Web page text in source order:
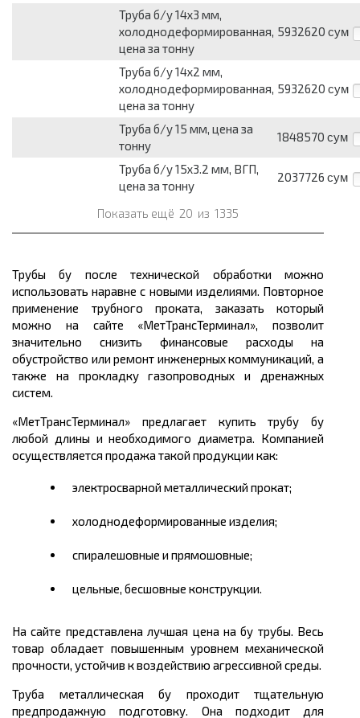
Труба б/у 14х3 мм,
холоднодеформированная,
цена за тонну
5932620 сум
Труба б/у 14х2 мм,
холоднодеформированная,
цена за тонну
5932620 сум
Труба б/у 15 мм, цена за
тонну
1848570 сум
Труба б/у 15х3.2 мм, ВГП,
цена за тонну
2037726 сум
Показать ещё 20 из 1335
Трубы бу после технической обработки можно
использовать наравне с новыми изделиями. Повторное
применение трубного проката, заказать который
можно на сайте «МетТрансТерминал», позволит
значительно снизить финансовые расходы на
обустройство или ремонт инженерных коммуникаций, а
также на прокладку газопроводных и дренажных
систем.
«МетТрансТерминал» предлагает купить трубу бу
любой длины и необходимого диаметра. Компанией
осуществляется продажа такой продукции как:
электросварной металлический прокат;
холоднодеформированные изделия;
спиралешовные и прямошовные;
цельные, бесшовные конструкции.
На сайте представлена лучшая цена на бу трубы. Весь
товар обладает повышенным уровнем механической
прочности, устойчив к воздействию агрессивной среды.
Труба металлическая бу проходит тщательную
предпродажную подготовку. Она подходит для